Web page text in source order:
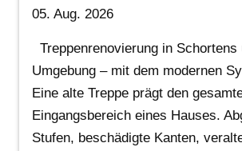
05. Aug. 2026
Treppenrenovierung in Schortens
Umgebung – mit dem modernen
Eine alte Treppe prägt den
Eingangsbereich eines Hauses.
Stufen, beschädigte Kanten,